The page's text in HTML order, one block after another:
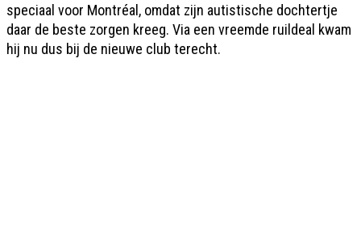
speciaal voor Montréal, omdat zijn autistische dochtertje
daar de beste zorgen kreeg. Via een vreemde ruildeal kwam
hij nu dus bij de nieuwe club terecht.